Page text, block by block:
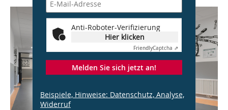
Anti-Roboter-Verifizierung
Hier klicken
FriendlyCaptcha ⇗
Melden Sie sich jetzt an!
Beispiele, Hinweise: Datenschutz, Analyse,
Widerruf